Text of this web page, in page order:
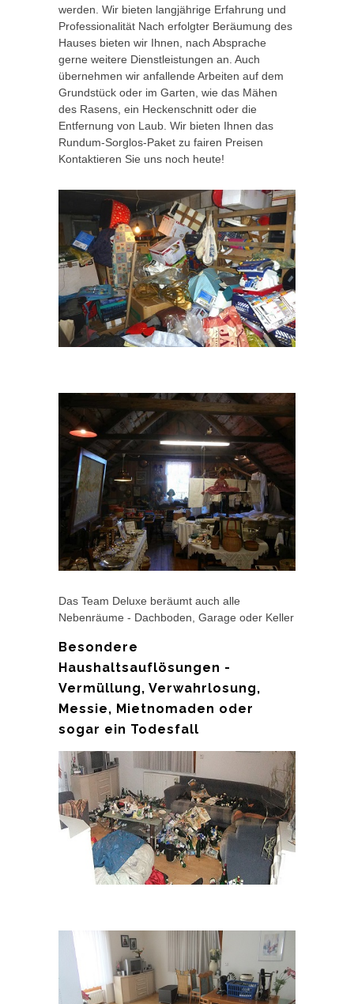
werden. Wir bieten langjährige Erfahrung und
Professionalität Nach erfolgter Beräumung des
Hauses bieten wir Ihnen, nach Absprache
gerne weitere Dienstleistungen an. Auch
übernehmen wir anfallende Arbeiten auf dem
Grundstück oder im Garten, wie das Mähen
des Rasens, ein Heckenschnitt oder die
Entfernung von Laub. Wir bieten Ihnen das
Rundum-Sorglos-Paket zu fairen Preisen
Kontaktieren Sie uns noch heute!
Das Team Deluxe beräumt auch alle
Nebenräume - Dachboden, Garage oder Keller
Besondere
Haushaltsauflösungen -
Vermüllung, Verwahrlosung,
Messie, Mietnomaden oder
sogar ein Todesfall